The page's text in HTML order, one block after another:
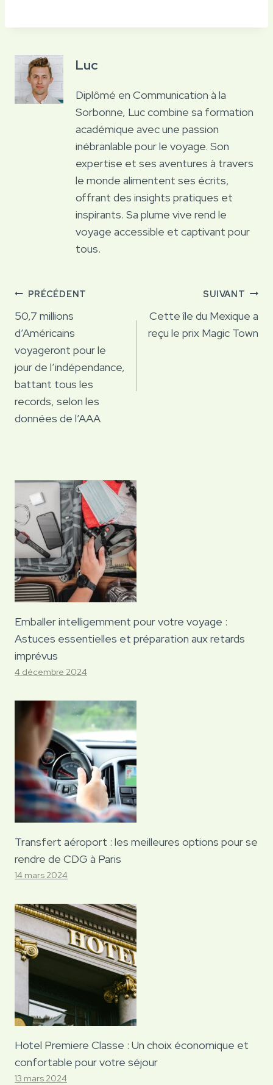
Luc
Diplômé en Communication à la
Sorbonne, Luc combine sa formation
académique avec une passion
inébranlable pour le voyage. Son
expertise et ses aventures à travers
le monde alimentent ses écrits,
offrant des insights pratiques et
inspirants. Sa plume vive rend le
voyage accessible et captivant pour
tous.
Navigation
de
l’article
PRÉCÉDENT
50,7 millions
d’Américains
voyageront pour le
jour de l’indépendance,
battant tous les
records, selon les
données de l’AAA
SUIVANT
Cette île du Mexique a
reçu le prix Magic Town
Emballer intelligemment pour votre voyage :
Astuces essentielles et préparation aux retards
imprévus
4 décembre 2024
Transfert aéroport : les meilleures options pour se
rendre de CDG à Paris
14 mars 2024
Hotel Premiere Classe : Un choix économique et
confortable pour votre séjour
13 mars 2024